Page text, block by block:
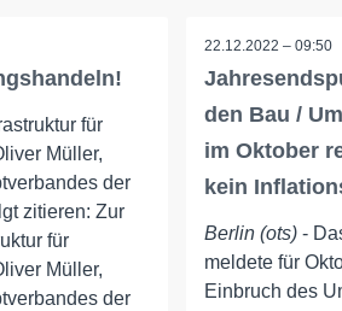
für
Müller,
der
zitieren: Zur
für
Müller,
der
22.12.2022 – 09:50
den Bau /
im Oktober
kein
Berlin (ots)-
meldete für
Einbruch des